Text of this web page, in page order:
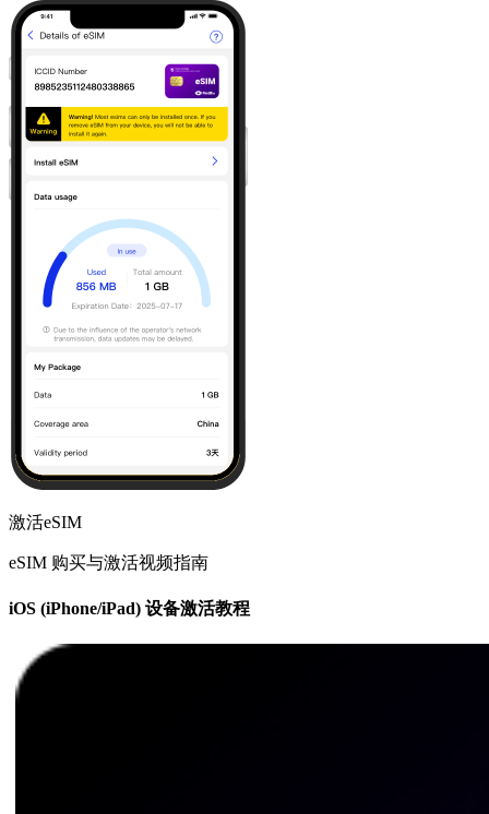
激活eSIM
eSIM 购买与激活视频指南
iOS (iPhone/iPad) 设备激活教程